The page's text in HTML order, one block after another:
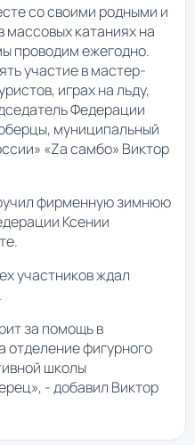
со своими родными и
массовых катаниях на
проводим ежегодно.
участие в мастер-
играх на льду,
Федерации
муниципальный
«Zа самбо» Виктор
фирменную зимнюю
Ксении
участников ждал
за помощь в
отделение фигурного
школы
- добавил Виктор